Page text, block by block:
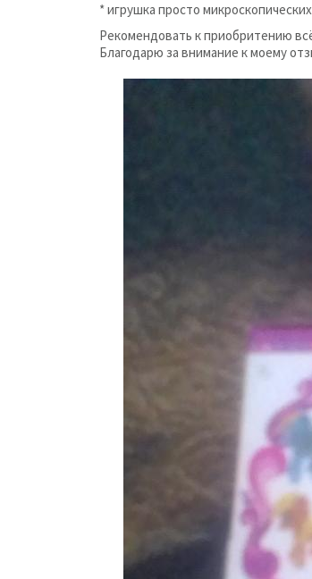
* игрушка просто
Рекомендовать к приобритению
Благодарю за внимание к моему